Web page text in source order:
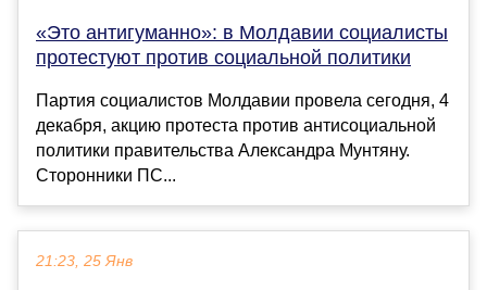
«Это антигуманно»: в Молдавии социалисты
протестуют против социальной политики
Партия социалистов Молдавии провела сегодня, 4
декабря, акцию протеста против антисоциальной
политики правительства Александра Мунтяну.
Сторонники ПС...
21:23, 25 Янв